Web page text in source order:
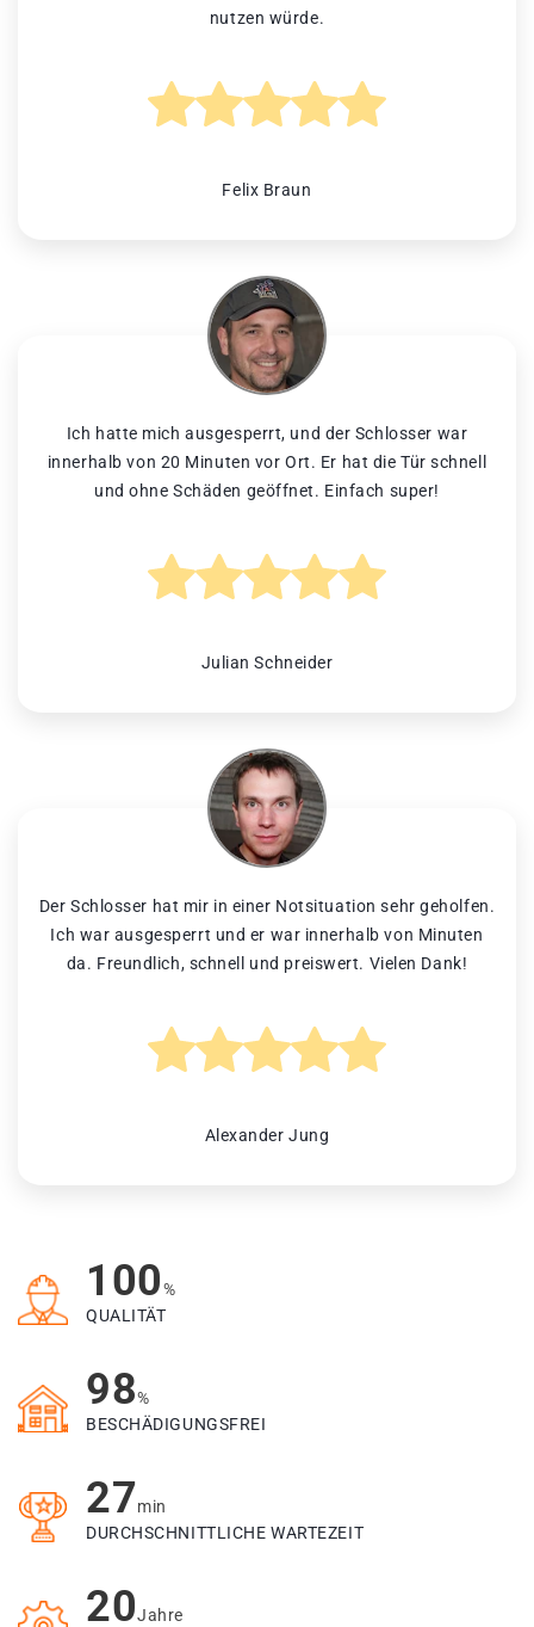
nutzen würde.
Felix Braun
Ich hatte mich ausgesperrt, und der Schlosser war
innerhalb von 20 Minuten vor Ort. Er hat die Tür schnell
und ohne Schäden geöffnet. Einfach super!
Julian Schneider
Der Schlosser hat mir in einer Notsituation sehr geholfen.
Ich war ausgesperrt und er war innerhalb von Minuten
da. Freundlich, schnell und preiswert. Vielen Dank!
Alexander Jung
100%
QUALITÄT
98%
BESCHÄDIGUNGSFREI
27min
DURCHSCHNITTLICHE WARTEZEIT
20Jahre